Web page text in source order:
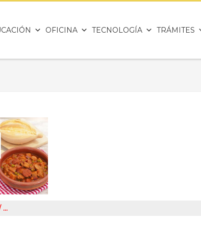
OFICINA TECNOLOGÍA TRÁMITES
…